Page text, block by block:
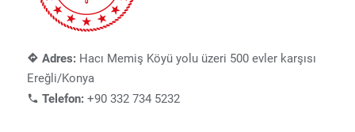
Adres: Hacı Memiş Köyü yolu üzeri 500 evler karşısı
Ereğli/Konya
Telefon: +90 332 734 5232